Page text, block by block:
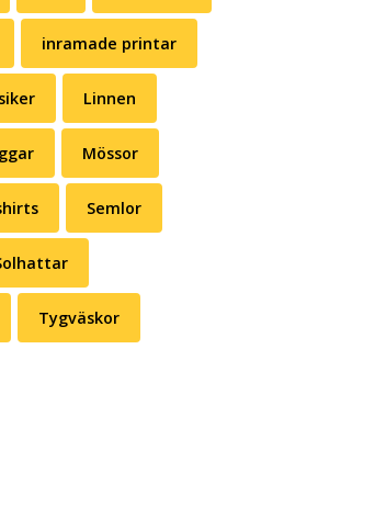
inramade printar
Linnen
Mössor
Semlor
Tygväskor